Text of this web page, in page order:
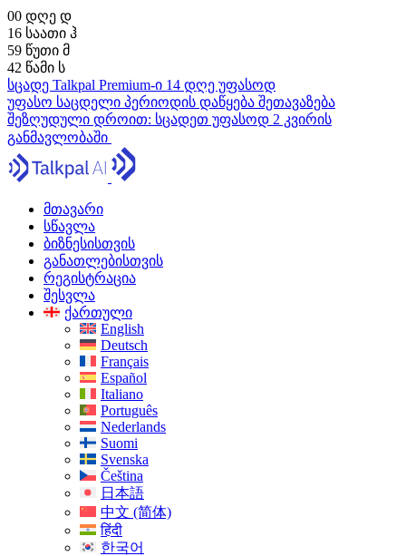
00 დღე დ
16 საათი ჰ
59 წუთი მ
41 წამი ს
სცადე Talkpal Premium-ი 14 დღე უფასოდ
უფასო საცდელი პერიოდის დაწყება შეთავაზება
შეზღუდული დროით: სცადეთ უფასოდ 2 კვირის
განმავლობაში
მთავარი
სწავლა
ბიზნესისთვის
განათლებისთვის
რეგისტრაცია
შესვლა
ქართული
English
Deutsch
Français
Español
Italiano
Português
Nederlands
Suomi
Svenska
Čeština
日本語
中文 (简体)
हिंदी
한국어